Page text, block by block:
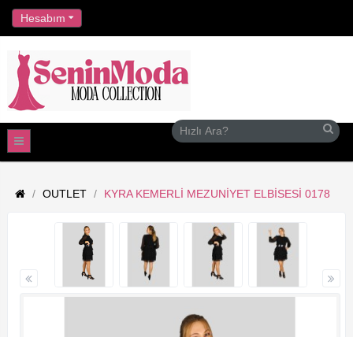
Hesabım
OUTLET KYRA KEMERLI MEZUNIYET ELBISESI 0178